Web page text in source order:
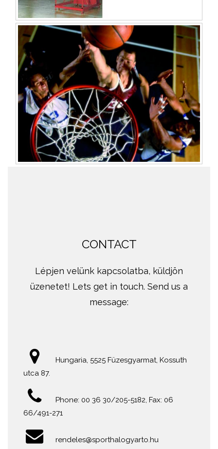
CONTACT
Lépjen velünk kapcsolatba, küldjön
üzenetet! Lets get in touch. Send us a
message:
Hungaria, 5525 Füzesgyarmat, Kossuth
utca 87.
Phone: 00 36 30/205-5182, Fax: 06
66/491-271
rendeles@sporthalogyarto.hu